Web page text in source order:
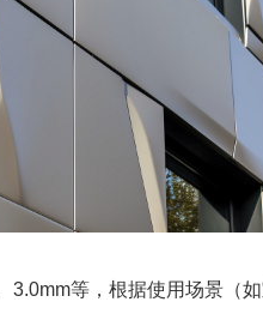
等，根据使用场景（